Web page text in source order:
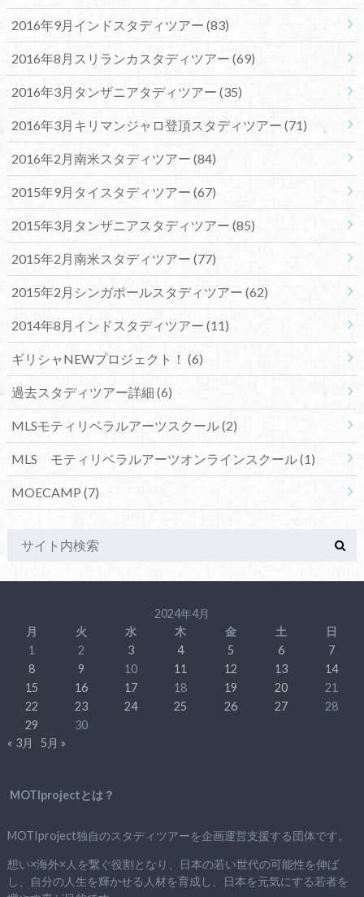
2016年9月インドスタディツアー (83)
2016年8月スリランカスタディツアー (69)
2016年3月タンザニアタディツアー (35)
2016年3月キリマンジャロ登頂スタディツアー (71)
2016年2月南米スタディツアー (84)
2015年9月タイスタディツアー (67)
2015年3月タンザニアスタディツアー (85)
2015年2月南米スタディツアー (77)
2015年2月シンガポールスタディツアー (62)
2014年8月インドスタディツアー (11)
ギリシャNEWプロジェクト！ (6)
過去スタディツアー詳細 (6)
MLSモティリベラルアーツスクール(2)
MLS モティリベラルアーツオンラインスクール(1)
MOECAMP (7)
2024年4月
月
火 水 木 金 土
日
1
2 3 4 5 6
7
8
9 10 11 12 13
14
15
16 17 18 19 20
21
22
23 24 25 26 27
28
29
30
« 3月
5月 »
MOTIprojectとは？
MOTIproject独自のスタディツアーを企画運営支援する団体です。
想い×海外×人を繋ぐ役割となり、日本の若い世代の可能性を伸ば
し、自分の人生を輝かせる人材を育成し、日本を元気にする若者を